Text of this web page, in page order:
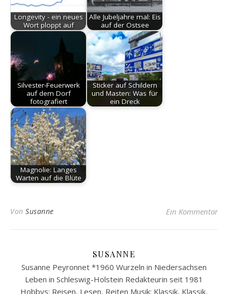
Longevity - ein neues
Wort ploppt auf
Alle Jubeljahre mal: Eis
auf der Ostsee
Silvester-Feuerwerk
auf dem Dorf
fotografiert
Sticker auf Schildern
und Masten: Was für
ein Dreck
Magnolie: Langes
Warten auf die Blüte
Von Susanne Ein Kommentar
SUSANNE
Susanne Peyronnet *1960 Wurzeln in Niedersachsen
Leben in Schleswig-Holstein Redakteurin seit 1981
Hobbys: Reisen, Lesen, Reiten Musik: Klassik, Klassik,